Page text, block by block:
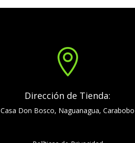

Dirección de Tienda:
Casa Don Bosco, Naguanagua, Carabobo